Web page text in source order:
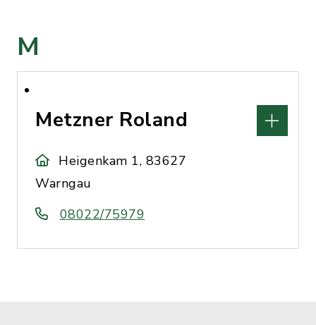
M
Metzner Roland
Heigenkam 1, 83627
Warngau
08022/75979